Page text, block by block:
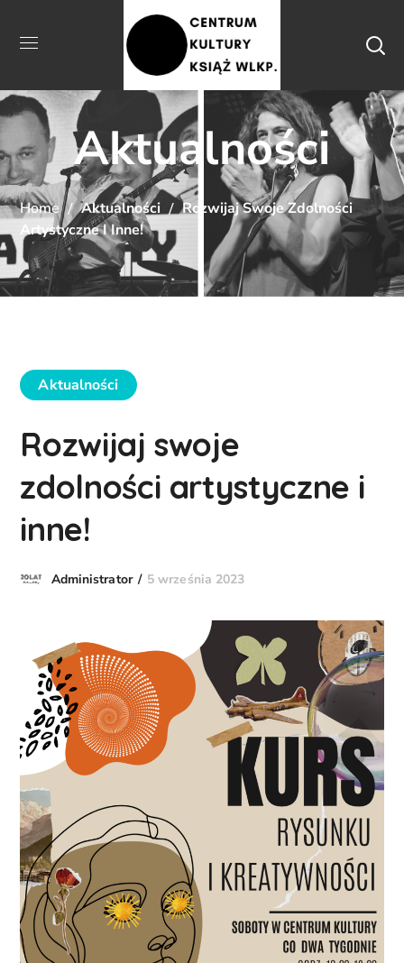
Aktualności
Home Aktualności
Rozwijaj Swoje Zdolności
Artystyczne I Inne!
Aktualności
Rozwijaj swoje
zdolności artystyczne i
inne!
Administrator 5 września 2023